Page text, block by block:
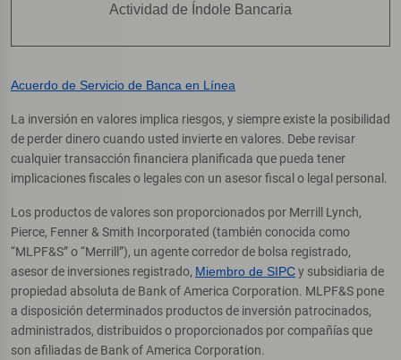
Actividad de Índole Bancaria
Acuerdo de Servicio de Banca en Línea
La inversión en valores implica riesgos, y siempre existe la posibilidad
de perder dinero cuando usted invierte en valores. Debe revisar
cualquier transacción financiera planificada que pueda tener
implicaciones fiscales o legales con un asesor fiscal o legal personal.
Los productos de valores son proporcionados por Merrill Lynch,
Pierce, Fenner & Smith Incorporated (también conocida como
“MLPF&S” o “Merrill”), un agente corredor de bolsa registrado,
asesor de inversiones registrado, Miembro de SIPCy subsidiaria de
propiedad absoluta de Bank of America Corporation. MLPF&S pone
a disposición determinados productos de inversión patrocinados,
administrados, distribuidos o proporcionados por compañías que
son afiliadas de Bank of America Corporation.